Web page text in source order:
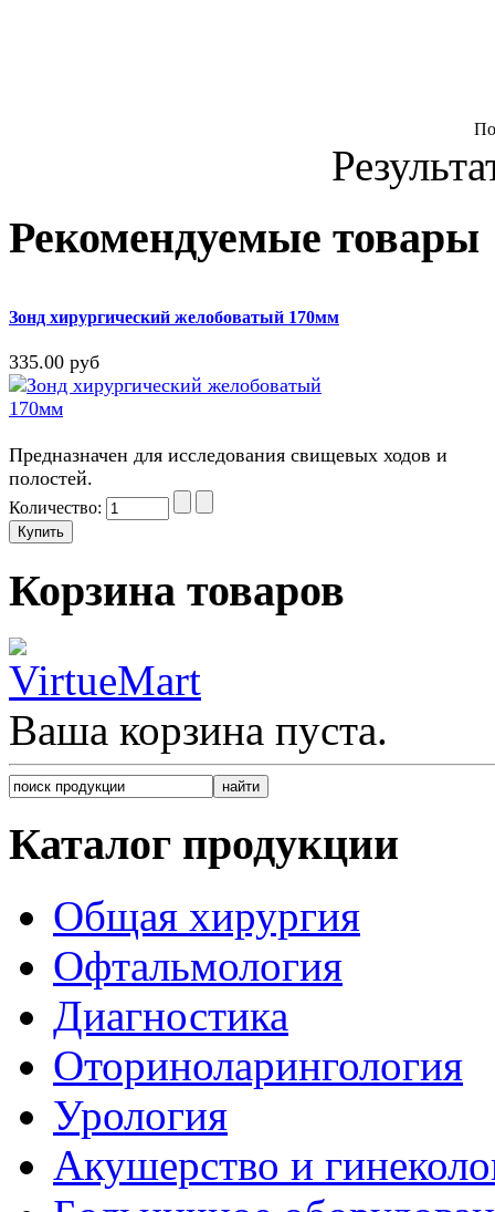
Рекомендуемые товары
Зонд хирургический желобоватый 170мм
335.00 руб
Предназначен для исследования свищевых ходов и
полостей.
Количество:
Корзина товаров
Ваша корзина пуста.
Каталог продукции
Общая хирургия
Офтальмология
Диагностика
Оториноларингология
Урология
Акушерство и